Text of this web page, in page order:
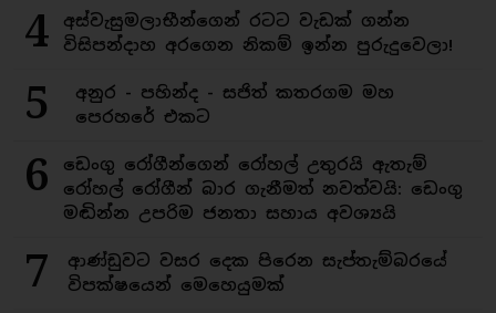
4
අස්වැසුමලාභීන්ගෙන් රටට වැඩක් ගන්න
විසිපන්දාහ අරගෙන නිකම් ඉන්න පුරුදුවෙලා!
5
අනුර - පහින්ද - සජිත් කතරගම මහ
පෙරහරේ එකට
6
ඩෙංගු රෝගීන්ගෙන් රෝහල් උතුරයි ඇතැම්
රෝහල් රෝගීන් බාර ගැනීමත් නවත්වයි: ඩෙංගු
මඬින්න උපරිම ජනතා සහාය අවශ්‍යයි
7
ආණ්ඩුවට වසර දෙක පිරෙන සැප්තැම්බරයේ
විපක්ෂයෙන් මෙහෙයුමක්